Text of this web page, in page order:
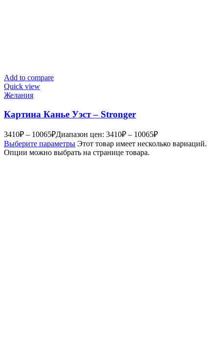
Add to compare
Quick view
Желания
Картина Канье Уэст – Stronger
3410₽ – 10065₽Диапазон цен: 3410₽ – 10065₽
Выберите параметры Этот товар имеет несколько вариаций.
Опции можно выбрать на странице товара.